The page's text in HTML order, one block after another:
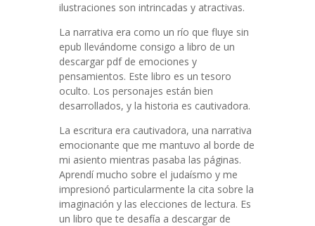
ilustraciones son intrincadas y atractivas.
La narrativa era como un río que fluye sin
epub llevándome consigo a libro de un
descargar pdf de emociones y
pensamientos. Este libro es un tesoro
oculto. Los personajes están bien
desarrollados, y la historia es cautivadora.
La escritura era cautivadora, una narrativa
emocionante que me mantuvo al borde de
mi asiento mientras pasaba las páginas.
Aprendí mucho sobre el judaísmo y me
impresionó particularmente la cita sobre la
imaginación y las elecciones de lectura. Es
un libro que te desafía a descargar de